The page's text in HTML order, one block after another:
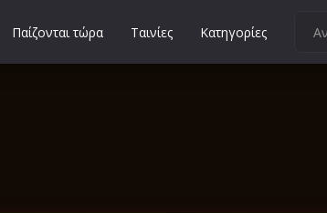
Παίζονται τώρα Ταινίες Κατηγορίες